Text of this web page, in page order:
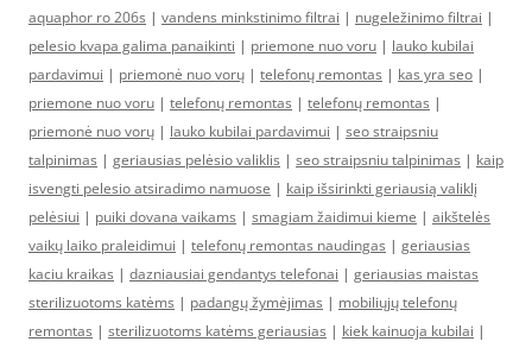
aquaphor ro 206s | vandens minkstinimo filtrai | nugeležinimo filtrai |
pelesio kvapa galima panaikinti | priemone nuo voru | lauko kubilai
pardavimui | priemonė nuo vorų | telefonų remontas | kas yra seo |
priemone nuo voru | telefonų remontas | telefonų remontas |
priemonė nuo vorų | lauko kubilai pardavimui | seo straipsniu
talpinimas | geriausias pelėsio valiklis | seo straipsniu talpinimas | kaip
isvengti pelesio atsiradimo namuose | kaip išsirinkti geriausią valiklį
pelėsiui | puiki dovana vaikams | smagiam žaidimui kieme | aikštelės
vaikų laiko praleidimui | telefonų remontas naudingas | geriausias
kaciu kraikas | dazniausiai gendantys telefonai | geriausias maistas
sterilizuotoms katėms | padangų žymėjimas | mobiliųjų telefonų
remontas | sterilizuotoms katėms geriausias | kiek kainuoja kubilai |